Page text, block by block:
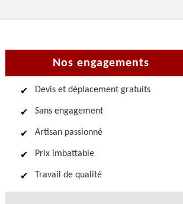
Nos engagements
Devis et déplacement gratuits
Sans engagement
Artisan passionné
Prix imbattable
Travail de qualité